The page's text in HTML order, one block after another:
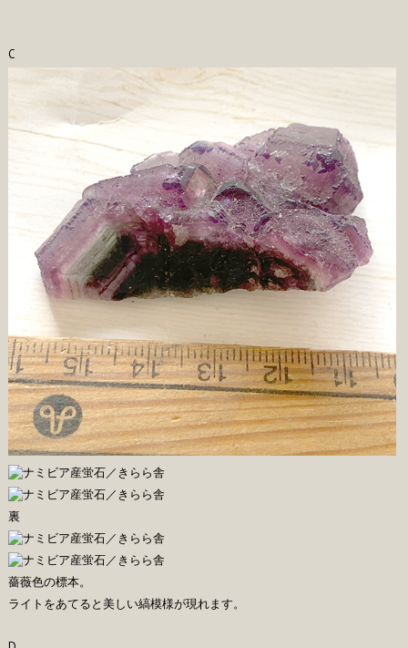
C
裏
薔薇色の標本。
ライトをあてると美しい縞模様が現れます。